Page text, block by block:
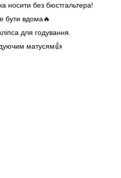
носити без бюстгальтера!
бути вдома🔥
для годування.
матусям👍